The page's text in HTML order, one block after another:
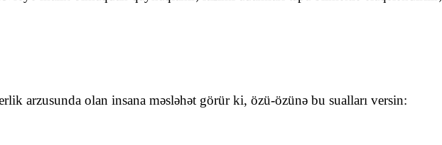
arzusunda olan insana məsləhət görür ki, özü-özünə bu sualları versin: